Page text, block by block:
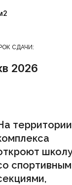
СДАЧИ:
2026
территории